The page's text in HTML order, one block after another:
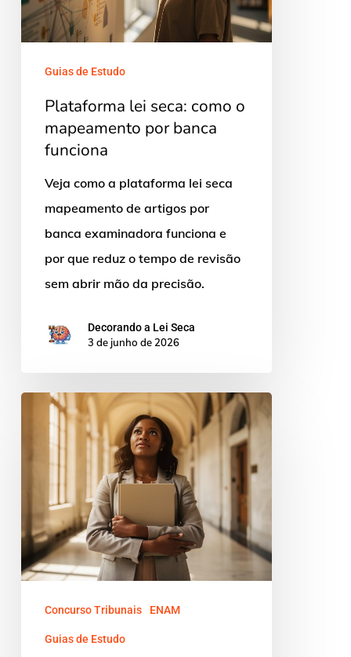
por
banca
funciona
Guias de Estudo
Plataforma lei seca: como o
mapeamento por banca
funciona
Veja como a plataforma lei seca
mapeamento de artigos por
banca examinadora funciona e
por que reduz o tempo de revisão
sem abrir mão da precisão.
Decorando a Lei Seca
3 de junho de 2026
LOMAN:
artigos
cobrados
concurso
de
magistratura
Concurso Tribunais ENAM
Guias de Estudo